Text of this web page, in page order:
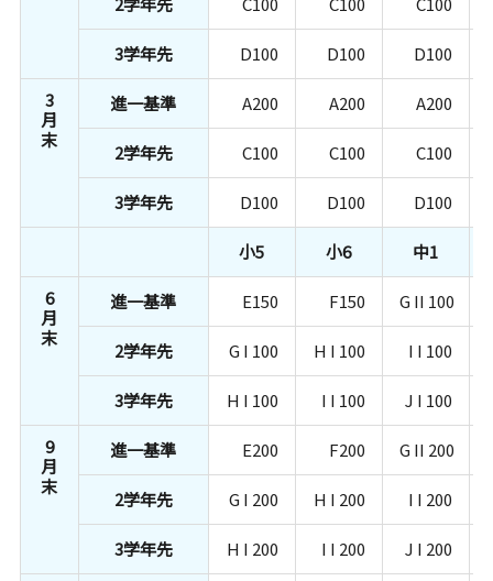
3学年先 D100 D100
D100
3
月
末
進一基準 A200 A200 A200
2学年先 C100 C100 C100
3学年先 D100 D100 D100
小5 小6
中1
6
月
末
進一基準 E150 F150 G II 100
2学年先 G I 100 H I 100 I I 100
3学年先 H I 100 I I 100 J I 100
9
月
末
進一基準 E200 F200 G II 200
2学年先 G I 200 H I 200 I I 200
3学年先 H I 200 I I 200 J I 200